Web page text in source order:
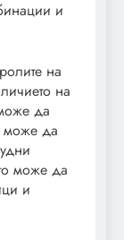
и
на
на
да
може да
може да
и